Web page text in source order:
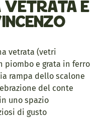
vetrata e
vetrata (vetri
piombo e grata in ferro
rampa dello scalone
del conte
uno spazio
di gusto